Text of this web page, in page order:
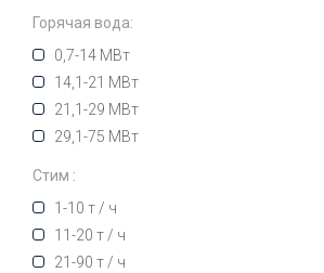
Горячая вода:
0,7-14 МВт
14,1-21 МВт
21,1-29 МВт
29,1-75 МВт
Стим :
1-10 т / ч
11-20 т / ч
21-90 т / ч